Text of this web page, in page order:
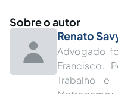
Sobre o autor
Renato
Advogado
Francisco.
Trabalho e